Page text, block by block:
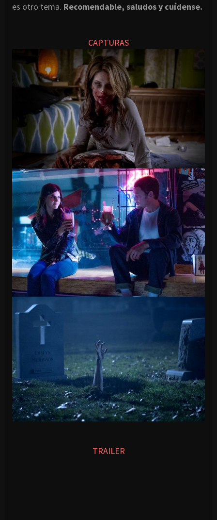
es otro tema. Recomendable, saludos y cuídense.
CAPTURAS
TRAILER